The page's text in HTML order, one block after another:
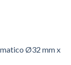
Ø32 mm x